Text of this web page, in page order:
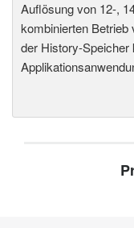
Auflösung von 12-,
kombinierten
der History-Speicher